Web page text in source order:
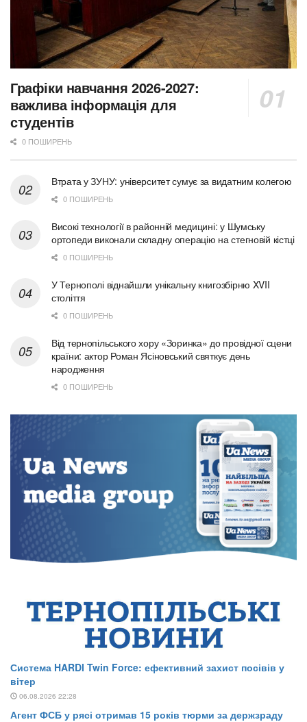
Графіки навчання 2026-2027:
важлива інформація для
студентів
0 ПОШИРЕНЬ
Втрата у ЗУНУ: університет сумує за видатним колегою
0 ПОШИРЕНЬ
Високі технології в районній медицині: у Шумську
ортопеди виконали складну операцію на стегновій кістці
0 ПОШИРЕНЬ
У Тернополі віднайшли унікальну книгозбірню XVII
століття
0 ПОШИРЕНЬ
Від тернопільського хору «Зоринка» до провідної сцени
країни: актор Роман Ясіновський святкує день
народження
0 ПОШИРЕНЬ